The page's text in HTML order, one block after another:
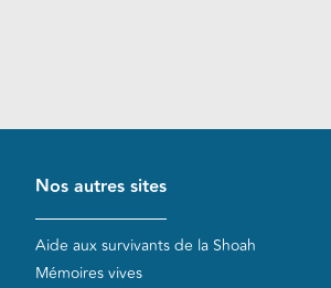
Nos autres sites
Aide aux survivants de la Shoah
Mémoires vives